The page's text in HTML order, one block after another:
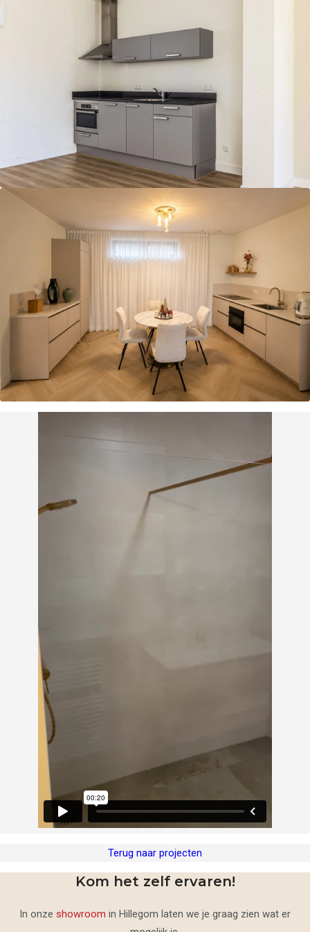
Afspraak maken
Blog
Projecten
Referenties
Video Wonen zonder
Doe de Toekomstklaar
Test
senioren
Levensloopbestendige
keuken voor senioren
Over ons
Onze werkwijze
Ontdek onze showroom
Vacatures
Contact
Terug naar projecten
Kom het zelf ervaren!
In onze showroom in Hillegom laten we je graag zien wat er